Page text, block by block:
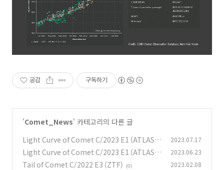
공감 구독하기
'Comet_News' 카테고리의 다른 글
Light Curve of Comet C/2023 E1 (ATLAS)
C/2023 E1 (ATLAS) 혜성의 광도 곡선
(0)
2023.07.17
Light Curve of Comet C/2023 E1 (ATLAS)
C/2023 E1 (ATLAS) 혜성의 광도 곡선
2023.06.23
Tail of Comet C/2022 E3 (ZTF) (0) 2023.02.08